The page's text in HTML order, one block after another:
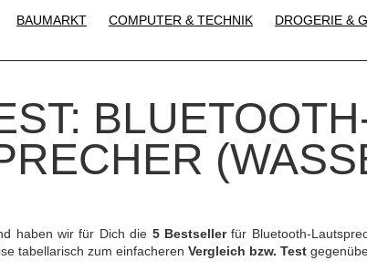
BAUMARKT
COMPUTER & TECHNIK DROGERIE &
haben wir für Dich die 5 Bestsellerfür Bluetooth-
tabellarisch zum einfacheren Vergleich bzw. Test